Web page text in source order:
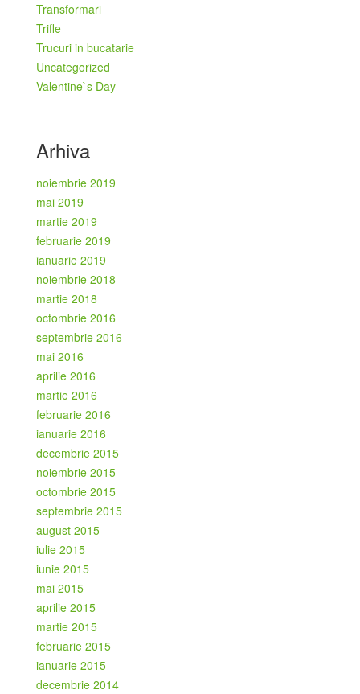
Transformari
Trifle
Trucuri in bucatarie
Uncategorized
Valentine`s Day
Arhiva
noiembrie 2019
mai 2019
martie 2019
februarie 2019
ianuarie 2019
noiembrie 2018
martie 2018
octombrie 2016
septembrie 2016
mai 2016
aprilie 2016
martie 2016
februarie 2016
ianuarie 2016
decembrie 2015
noiembrie 2015
octombrie 2015
septembrie 2015
august 2015
iulie 2015
iunie 2015
mai 2015
aprilie 2015
martie 2015
februarie 2015
ianuarie 2015
decembrie 2014